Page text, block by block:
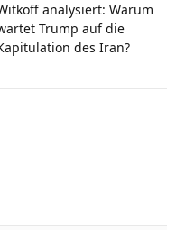
analysiert: Warum
Trump auf die
des Iran?